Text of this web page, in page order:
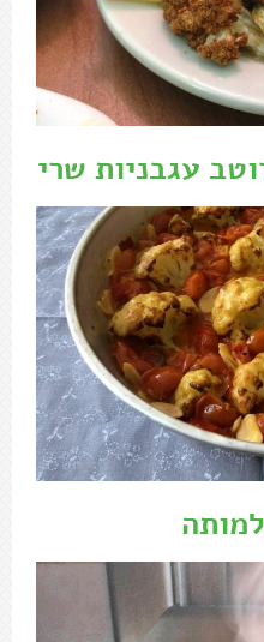
עגבניות שרי